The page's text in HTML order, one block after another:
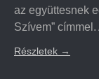
az együttesnek
Szívem”
Részletek →